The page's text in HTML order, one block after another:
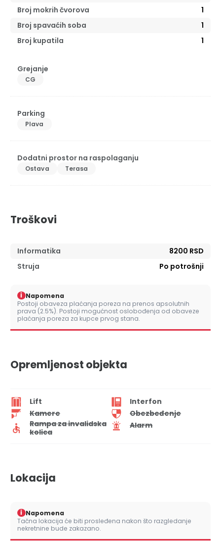
Broj mokrih čvorova
1
Broj spavaćih soba
1
Broj kupatila
1
Grejanje
CG
Parking
Plava
Dodatni prostor na raspolaganju
Ostava Terasa
Troškovi
Informatika
8200 RSD
Struja
Po potrošnji
i Napomena
Postoji obaveza plaćanja poreza na prenos apsolutnih
prava (2.5%). Postoji mogućnost oslobođenja od obaveze
plaćanja poreza za kupce prvog stana.
Opremljenost objekta
Lift
Interfon
Kamere
Obezbeđenje
Rampa za invalidska
kolica
Alarm
Lokacija
i Napomena
Tačna lokacija će biti prosleđena nakon što razgledanje
nekretnine bude zakazano.